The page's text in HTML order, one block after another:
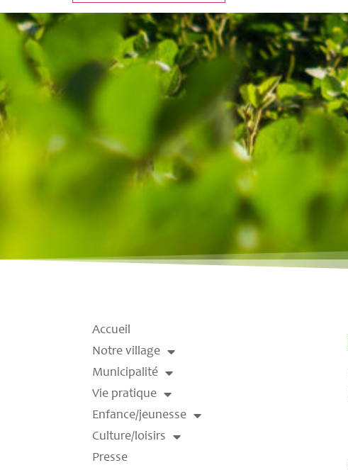
Accueil
Notre village
Municipalité
Vie pratique
Enfance/jeunesse
Culture/loisirs
Presse